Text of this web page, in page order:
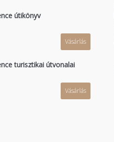
útikönyv
Vásárlás
turisztikai útvonalai
Vásárlás